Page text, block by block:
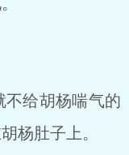
给胡杨喘气的
杨肚子上。